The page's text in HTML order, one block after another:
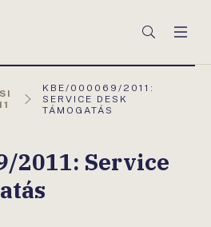
Keresés
AKTUÁLIS
OLDAL:
KBE/000069/2011:
SERVICE DESK
TÁMOGATÁS
2011: Service